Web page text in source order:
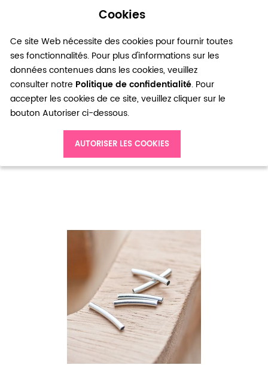
Cookies
Ce site Web nécessite des cookies pour fournir toutes
ses fonctionnalités. Pour plus d'informations sur les
données contenues dans les cookies, veuillez
consulter notre Politique de confidentialité. Pour
accepter les cookies de ce site, veuillez cliquer sur le
bouton Autoriser ci-dessous.
AUTORISER LES COOKIES
0
Perle en métal Tube 15x2mm Courbé Argent gris x 20